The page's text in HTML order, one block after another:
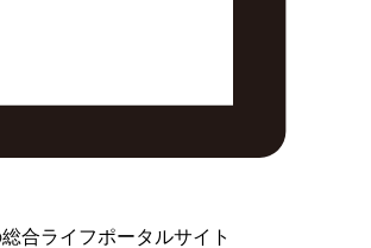
合ライフポータルサイト